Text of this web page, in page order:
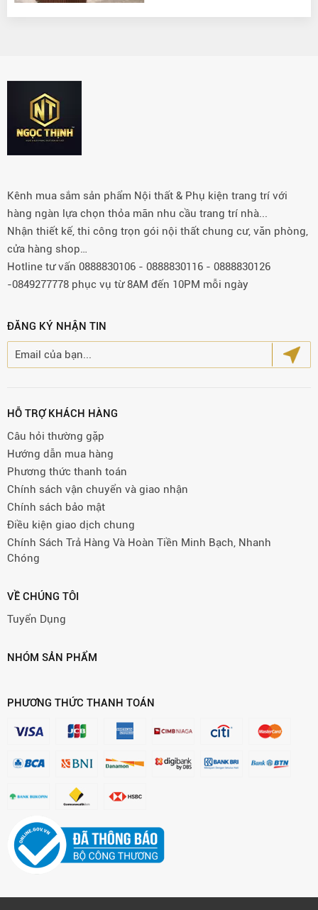
Kênh mua sắm sản phẩm Nội thất & Phụ kiện trang trí với
hàng ngàn lựa chọn thỏa mãn nhu cầu trang trí nhà...
Nhận thiết kế, thi công trọn gói nội thất chung cư, văn phòng,
cửa hàng shop…
Hotline tư vấn 0888830106 - 0888830116 - 0888830126
-0849277778 phục vụ từ 8AM đến 10PM mỗi ngày
ĐĂNG KÝ NHẬN TIN
HỖ TRỢ KHÁCH HÀNG
Câu hỏi thường gặp
Hướng dẫn mua hàng
Phương thức thanh toán
Chính sách vận chuyển và giao nhận
Chính sách bảo mật
Điều kiện giao dịch chung
Chính Sách Trả Hàng Và Hoàn Tiền Minh Bạch, Nhanh
Chóng
VỀ CHÚNG TÔI
Tuyển Dụng
NHÓM SẢN PHẨM
PHƯƠNG THỨC THANH TOÁN